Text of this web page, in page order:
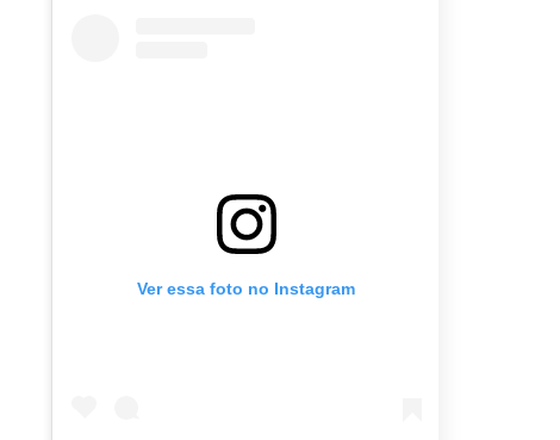
Ver essa foto no Instagram